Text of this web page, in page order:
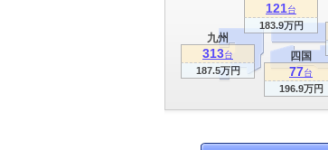
九州
313台
187.5万円
121台
183.9万円
四国
77台
196.9万円